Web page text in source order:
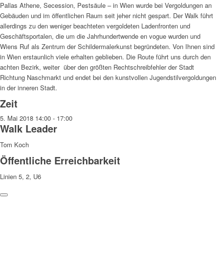
Pallas Athene, Secession, Pestsäule – in Wien wurde bei Vergoldungen an
Gebäuden und im öffentlichen Raum seit jeher nicht gespart. Der Walk führt
allerdings zu den weniger beachteten vergoldeten Ladenfronten und
Geschäftsportalen, die um die Jahrhundertwende en vogue wurden und
Wiens Ruf als Zentrum der Schildermalerkunst begründeten. Von Ihnen sind
in Wien erstaunlich viele erhalten geblieben. Die Route führt uns durch den
achten Bezirk, weiter über den größten Rechtschreibfehler der Stadt
Richtung Naschmarkt und endet bei den kunstvollen Jugendstilvergoldungen
in der inneren Stadt.
Zeit
5. Mai 2018 14:00 - 17:00
Walk Leader
Tom Koch
Öffentliche Erreichbarkeit
Linien 5, 2, U6